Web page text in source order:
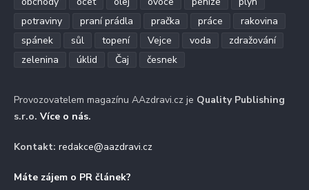
potraviny
praní prádla pračka práce
rakovina
spánek
sůl topení Vejce voda
zdražování
zelenina
úklid Čaj česnek
Provozovatelem magazínu AAzdravi.cz je Quality Publishing
s.r.o. Více o nás.
Kontakt: redakce@aazdravi.cz
Máte zájem o PR článek?